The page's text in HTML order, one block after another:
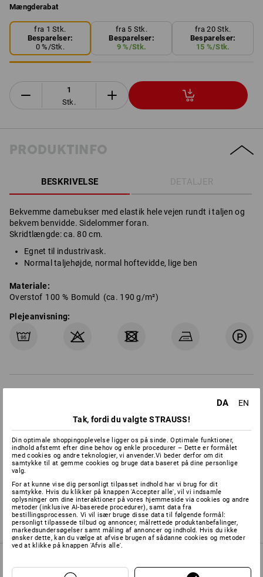
Mængderabat
fra 1 Stk.
Besparelser:
0%/Stk.
fra 5 Stk.
Besparelser:
9 %/Stk.
fra 20 Stk.
Besparelser:
15 %/Stk.
Stk.
PRODUKTINFO
BESKRIVELSE DETALJER
Bekvemme damebukser med elastik hele vejen rundt i taljen og
bekvem benvidde. Sidelommer foran.
Skridtlængde: ca. 80 cm.
Egnet til industrivask.
Normal taljehøjde, normal hoftevidde, lige ben
Materiale:
Overstof 100 % Bomuld (ca. 190 g/m²)
Plejeanvisning:
Producentens oplysninger:Bernhard Leiber KG | Kreuzkamp 4 |
DE 49688 Lastrup | info@leiber.de
Individualisering:
Logoservice
mere
KØBSRÅDGIVNING
DA
EN
Tak, fordi du valgte STRAUSS!
Din optimale shoppingoplevelse ligger os på sinde. Optimale funktioner,
indhold afstemt efter dine behov og enkle procedurer – Dette er formålet
med cookies og andre teknologier, vi anvender.Vi beder derfor om dit
samtykke til at gemme cookies og bruge data baseret på dine personlige
valg.
For at kunne vise dig personligt tilpasset indhold har vi brug for dit
samtykke. Hvis du klikker på knappen 'Accepter alle', vil vi indsamle
oplysninger om dine interaktioner på vores hjemmeside via cookies og andre
metoder (inklusive AI-baserede procedurer), samt data fra
bestillingsprocessen. Vi vil især bruge disse data til følgende formål:
personligt tilpassede tilbud og annoncer, målrettede produktanbefalinger,
markedsundersøgelser samt måling af annoncer og indhold. Hvis du ikke
ønsker dette, kan du vælge at afvise brugen af sådanne cookies og metoder
ved at klikke på knappen 'Afvis alle'.